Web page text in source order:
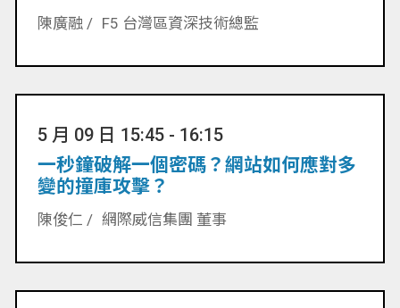
陳廣融 / F5 台灣區資深技術總監
5 月 09 日 15:45 - 16:15
一秒鐘破解一個密碼？網站如何應對多
變的撞庫攻擊？
陳俊仁 / 網際威信集團 董事